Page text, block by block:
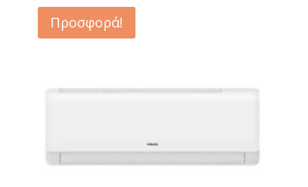
€560,00.είναι:
€449,00.
Προσφορά!